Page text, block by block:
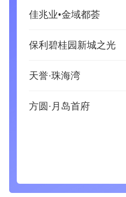
佳兆业•金域都荟
保利碧桂园新城之光
天誉·珠海湾
方圆·月岛首府